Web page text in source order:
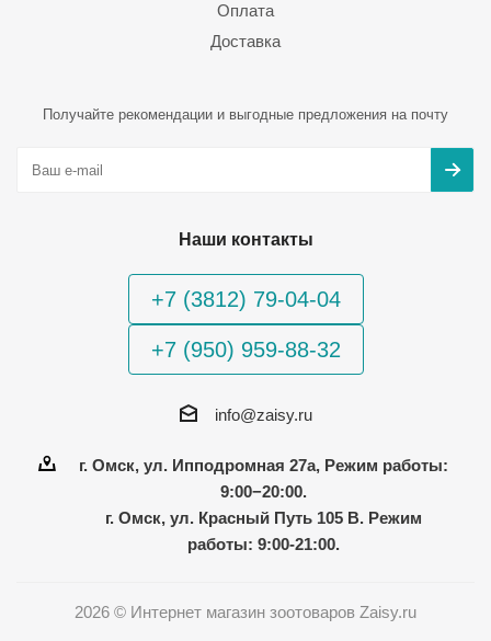
Оплата
Доставка
Получайте рекомендации и выгодные предложения на почту
Наши контакты
+7 (3812) 79-04-04
+7 (950) 959-88-32
info@zaisy.ru
г. Омск, ул. Ипподромная 27а, Режим работы:
9:00−20:00.
г. Омск, ул. Красный Путь 105 В. Режим
работы: 9:00-21:00.
2026 © Интернет магазин зоотоваров Zaisy.ru